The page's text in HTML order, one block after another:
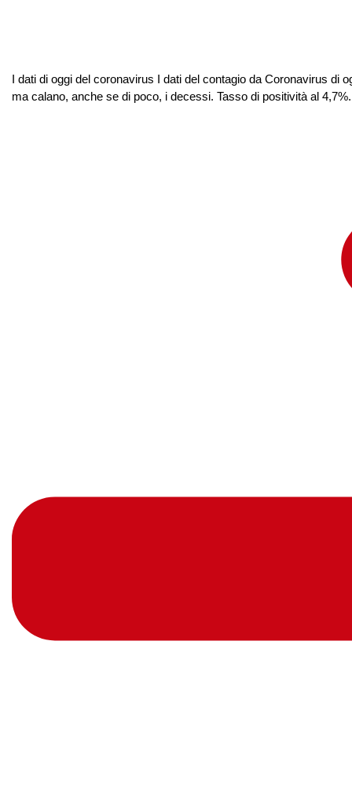
I dati di oggi del coronavirus I dati del contagio da Coronavirus di
ma calano, anche se di poco, i decessi. Tasso di positività al